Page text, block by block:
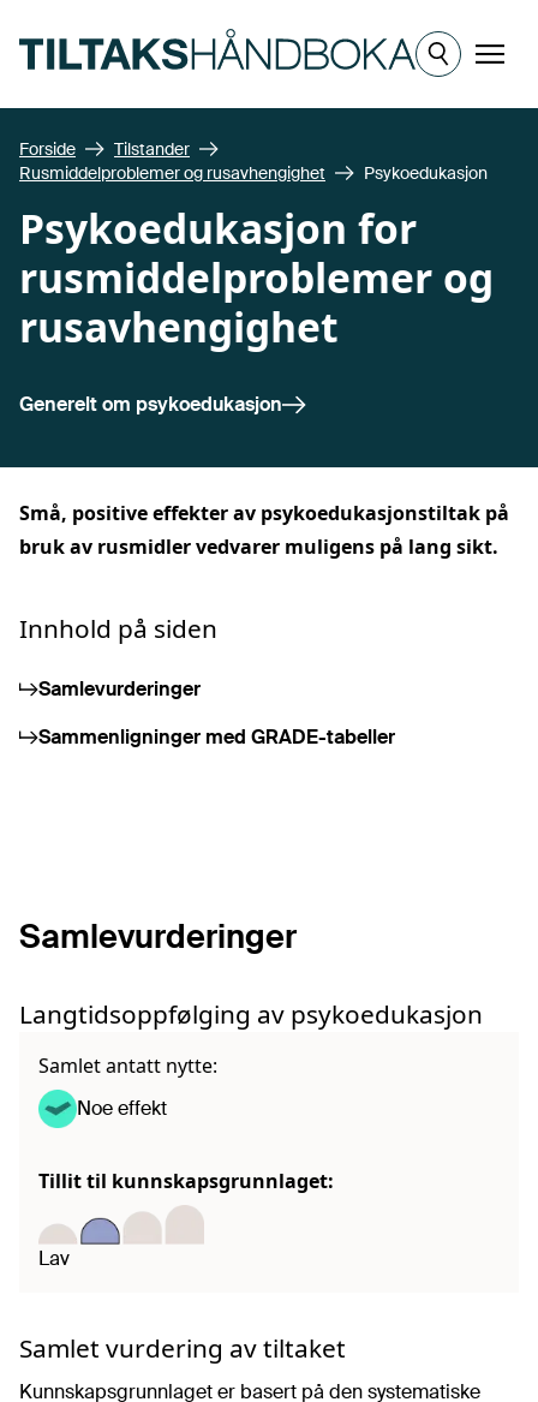
Meny
Forside
Tilstander
Rusmiddelproblemer og rusavhengighet
Psykoedukasjon
Psykoedukasjon for
rusmiddelproblemer og
rusavhengighet
Generelt om psykoedukasjon
Små, positive effekter av psykoedukasjonstiltak på
bruk av rusmidler vedvarer muligens på lang sikt.
Innhold på siden
Samlevurderinger
Sammenligninger med GRADE-tabeller
Samlevurderinger
Langtidsoppfølging av psykoedukasjon
Samlet antatt nytte:
Noe effekt
Tillit til kunnskapsgrunnlaget:
Lav
Samlet vurdering av tiltaket
Kunnskapsgrunnlaget er basert på den systematiske